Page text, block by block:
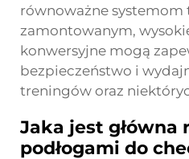
równoważne systemom
zamontowanym,
konwersyjne mogą
bezpieczeństwo i
treningów oraz
Jaka jest główna
podłogami do